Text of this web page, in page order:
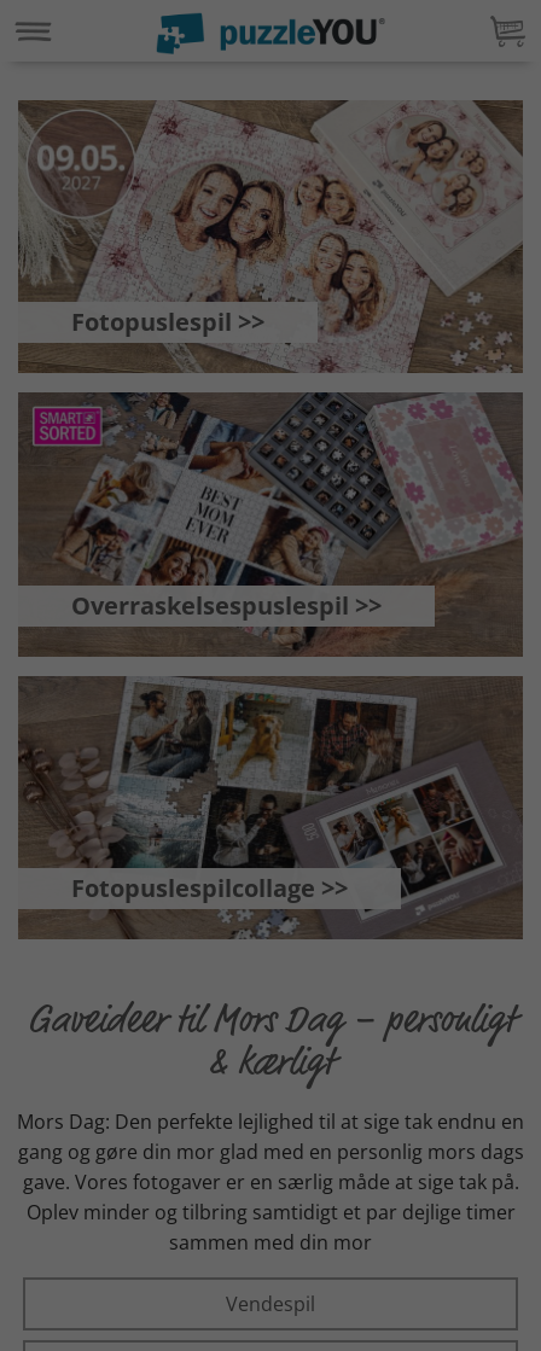
Fotopuslespil >>
Overraskelsespuslespil >>
Fotopuslespilcollage >>
Gaveideer til Mors Dag – personligt
& kærligt
Mors Dag: Den perfekte lejlighed til at sige tak endnu en
gang og gøre din mor glad med en personlig mors dags
gave. Vores fotogaver er en særlig måde at sige tak på.
Oplev minder og tilbring samtidigt et par dejlige timer
sammen med din mor
Vendespil